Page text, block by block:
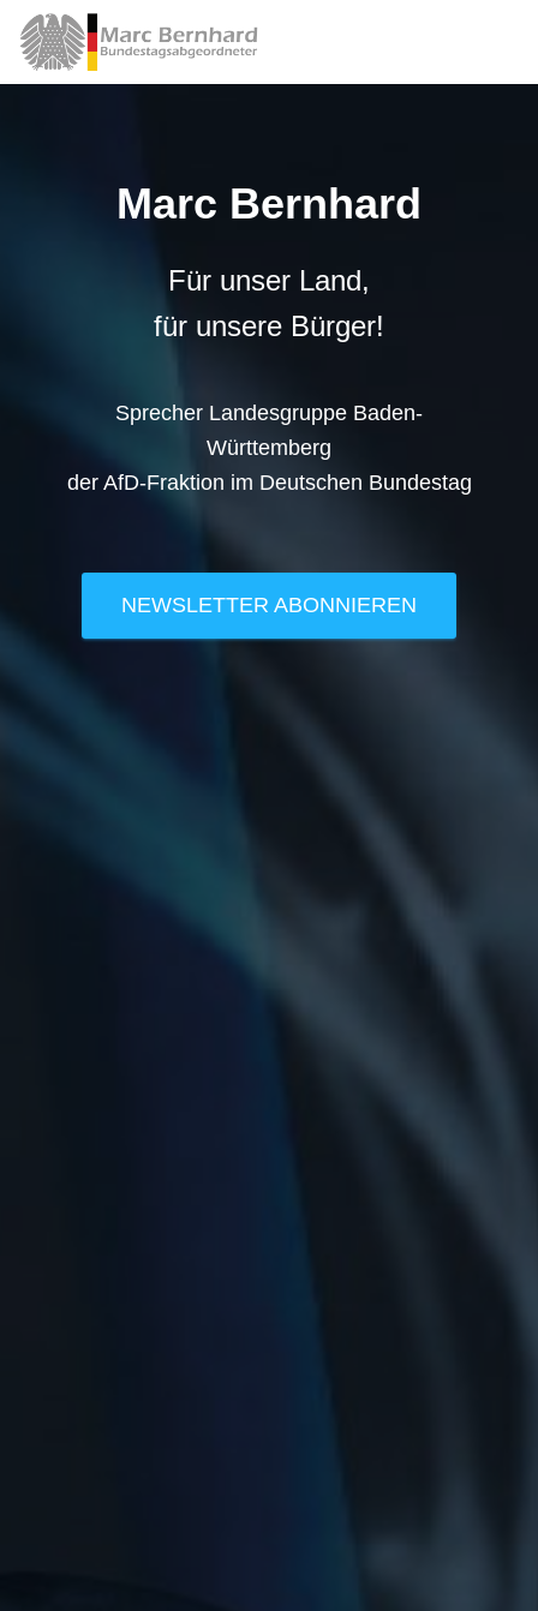
Marc Bernhard
Für unser Land,
für unsere Bürger!
Sprecher Landesgruppe Baden-
Württemberg
der AfD-Fraktion im Deutschen Bundestag
NEWSLETTER ABONNIEREN